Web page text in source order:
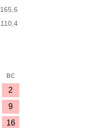
165,6
110,4
вс
2
9
16